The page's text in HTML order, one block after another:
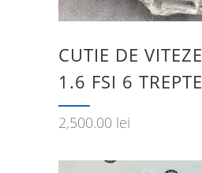
CUTIE DE
1.6 FSI 6
2,500.00 lei